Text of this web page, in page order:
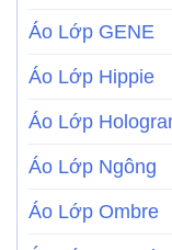
Áo Lớp GENE
Áo Lớp Hippie
Áo Lớp
Áo Lớp Ngông
Áo Lớp Ombre